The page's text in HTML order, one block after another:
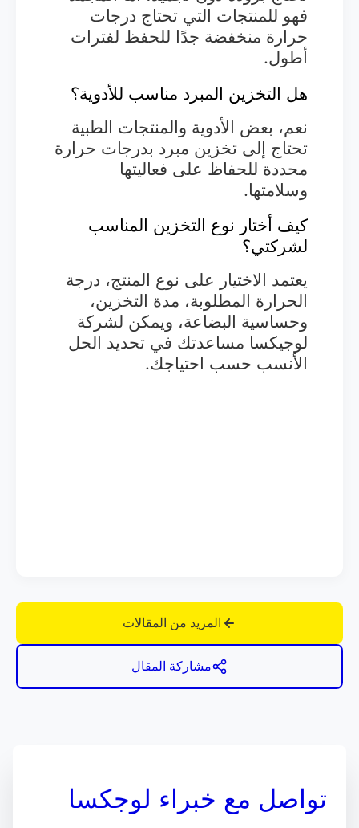
فهو للمنتجات التي تحتاج درجات
حرارة منخفضة جدًا للحفظ لفترات
أطول.
هل التخزين المبرد مناسب للأدوية؟
نعم، بعض الأدوية والمنتجات الطبية
تحتاج إلى تخزين مبرد بدرجات حرارة
محددة للحفاظ على فعاليتها
وسلامتها.
كيف أختار نوع التخزين المناسب
لشركتي؟
يعتمد الاختيار على نوع المنتج، درجة
الحرارة المطلوبة، مدة التخزين،
وحساسية البضاعة، ويمكن لشركة
لوجيكسا مساعدتك في تحديد الحل
الأنسب حسب احتياجك.
المزيد من المقالات
مشاركة المقال
تواصل مع خبراء لوجكسا